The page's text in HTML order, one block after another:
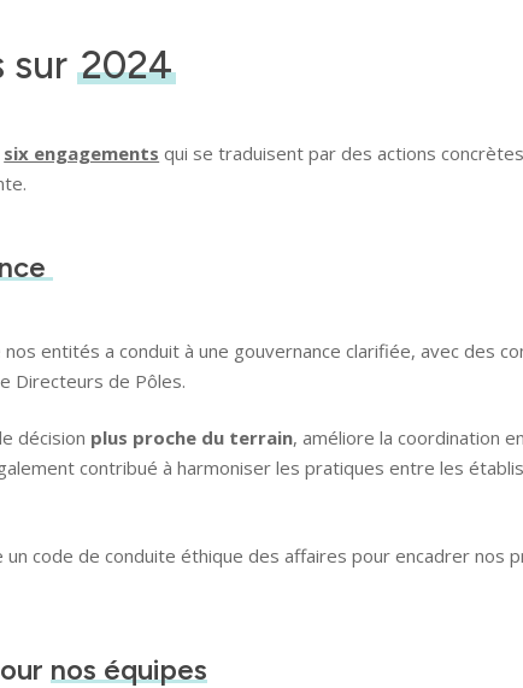
sur2024
six engagements qui se traduisent par des actions
nos entités a conduit à une gouvernance clarifiée, avec des
Directeurs de Pôles.
décision plus proche du terrain, améliore la coordination
contribué à harmoniser les pratiques entre les
un code de conduite éthique des affaires pour encadrer nos
nos équipes